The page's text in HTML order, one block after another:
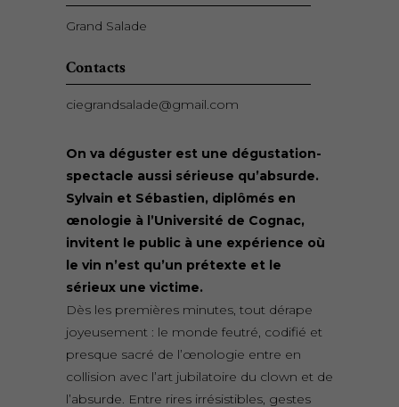
Grand Salade
Contacts
ciegrandsalade@gmail.com
On va déguster est une dégustation-
spectacle aussi sérieuse qu’absurde.
Sylvain et Sébastien, diplômés en
œnologie à l’Université de Cognac,
invitent le public à une expérience où
le vin n’est qu’un prétexte et le
sérieux une victime.
Dès les premières minutes, tout dérape
joyeusement : le monde feutré, codifié et
presque sacré de l’œnologie entre en
collision avec l’art jubilatoire du clown et de
l’absurde. Entre rires irrésistibles, gestes